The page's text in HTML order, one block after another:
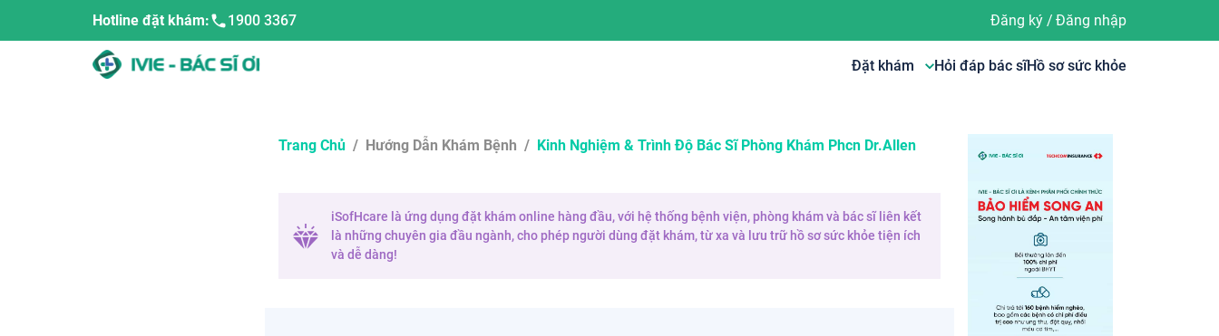
Hotline đặt khám: 1900 3367 Đăng ký/ Đăng nhập
Đặt khám Hỏi đáp bác sĩHồ sơ sức khỏe
Trang Chủ / Hướng Dẫn Khám Bệnh / Kinh Nghiệm & Trình Độ Bác Sĩ Phòng Khám Phcn Dr.allen
iSofHcare là ứng dụng đặt khám online hàng đầu, với hệ thống bệnh viện, phòng khám và bác sĩ liên kết
là những chuyên gia đầu ngành, cho phép người dùng đặt khám, từ xa và lưu trữ hồ sơ sức khỏe tiện ích
và dễ dàng!